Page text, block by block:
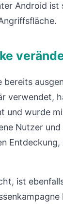
Android ist
bereits
verwendet,
und wurde
Nutzer
Entdeckung,
ist